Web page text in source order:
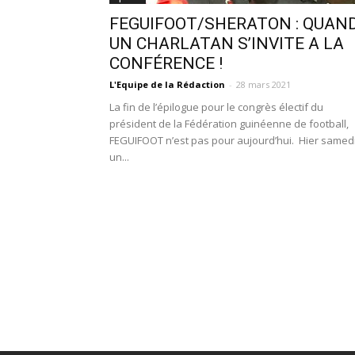
FEGUIFOOT/SHERATON :
UN CHARLATAN S’INVITE A LA
CONFÉRENCE !
L'Equipe de la Rédaction - 28 mars 2021
La fin de l’épilogue pour le congrès électif du
président de la Fédération guinéenne de football,
FEGUIFOOT n’est pas pour aujourd’hui. Hier
un...